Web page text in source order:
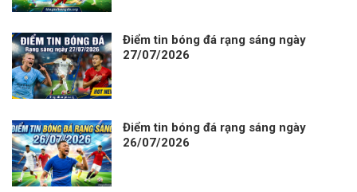
Điểm tin bóng đá rạng sáng ngày
27/07/2026
Điểm tin bóng đá rạng sáng ngày
26/07/2026